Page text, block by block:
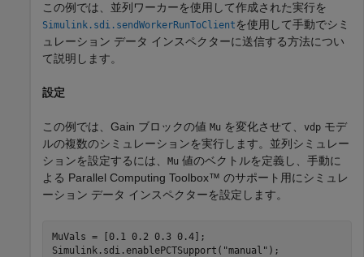
この例では、並列ワーカーを使用して作成された実行を
Simulink.sdi.sendWorkerRunToClient を使用して手動でシミ
ュレーション データ インスペクターに送信する方法につい
て説明します。
設定
この例では、Gain ブロックの値 Mu を変化させて、 vdp モデ
ルの複数のシミュレーションを実行します。並列シミュレー
ションを設定するには、
Mu 値のベクトルを定義し、手動に
よる Parallel Computing Toolbox™ のサポート用にシミュレ
ーション データ インスペクターを設定します。
MuVals = [0.1 0.2 0.3 0.4];
Simulink.sdi.enablePCTSupport( "manual" );